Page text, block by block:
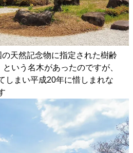
天然記念物に指定された樹齢
いう名木があったのですが、
しまい平成20年に惜しまれな